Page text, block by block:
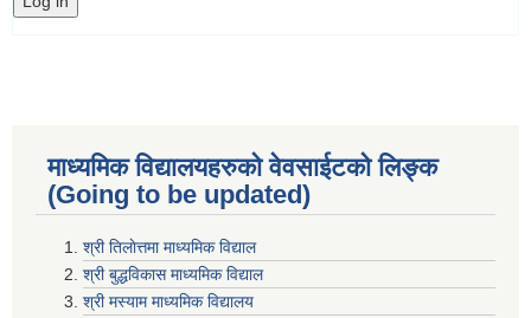
माध्यमिक विद्यालयहरुकाे वेवसाईटको लिङ्क
(Going to be updated)
श्री तिलाेत्तमा माध्यमिक विद्याल
श्री बुद्धविकास माध्यमिक विद्याल
श्री मस्याम माध्यमिक विद्यालय